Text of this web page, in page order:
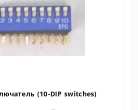
(10-DIP switches)